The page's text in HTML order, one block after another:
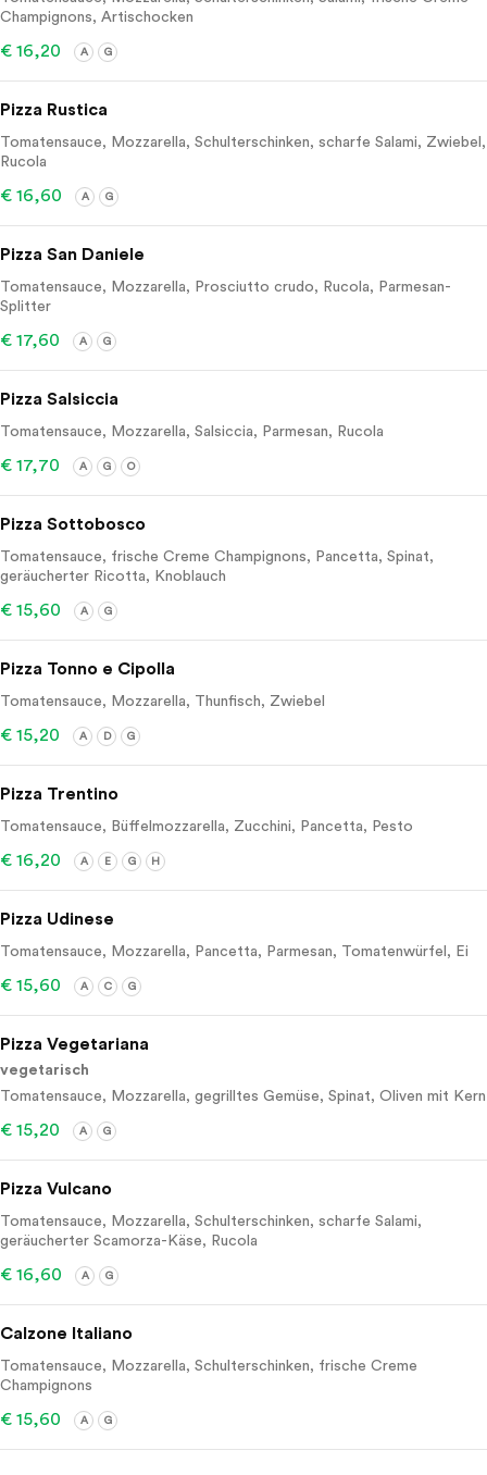
Champignons, Artischocken
€ 16,20 A G
Pizza Rustica
Tomatensauce, Mozzarella, Schulterschinken, scharfe Salami, Zwiebel,
Rucola
€ 16,60 A G
Pizza San Daniele
Tomatensauce, Mozzarella, Prosciutto crudo, Rucola, Parmesan-
Splitter
€ 17,60 A G
Pizza Salsiccia
Tomatensauce, Mozzarella, Salsiccia, Parmesan, Rucola
€ 17,70 A G O
Pizza Sottobosco
Tomatensauce, frische Creme Champignons, Pancetta, Spinat,
geräucherter Ricotta, Knoblauch
€ 15,60 A G
Pizza Tonno e Cipolla
Tomatensauce, Mozzarella, Thunfisch, Zwiebel
€ 15,20 A D G
Pizza Trentino
Tomatensauce, Büffelmozzarella, Zucchini, Pancetta, Pesto
€ 16,20 A E G H
Pizza Udinese
Tomatensauce, Mozzarella, Pancetta, Parmesan, Tomatenwürfel, Ei
€ 15,60 A C G
Pizza Vegetariana
vegetarisch
Tomatensauce, Mozzarella, gegrilltes Gemüse, Spinat, Oliven mit Kern
€ 15,20 A G
Pizza Vulcano
Tomatensauce, Mozzarella, Schulterschinken, scharfe Salami,
geräucherter Scamorza-Käse, Rucola
€ 16,60 A G
Calzone Italiano
Tomatensauce, Mozzarella, Schulterschinken, frische Creme
Champignons
€ 15,60 A G